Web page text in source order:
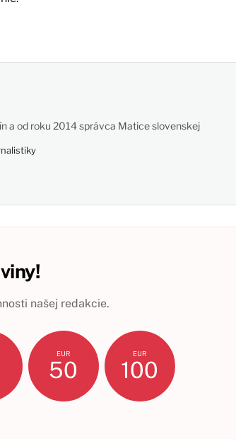
a od roku 2014 správca Matice slovenskej
našej redakcie.
EUR
50
EUR
100